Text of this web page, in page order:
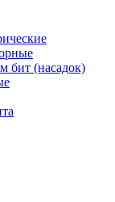
бит (насадок)